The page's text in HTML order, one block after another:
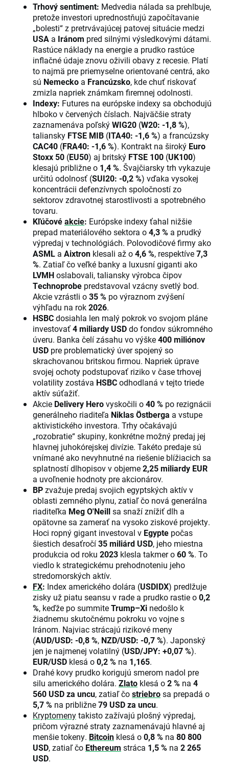
Trhový sentiment: Medvedia nálada sa prehlbuje,
pretože investori uprednostňujú započítavanie
„bolesti“ z pretrvávajúcej patovej situácie medzi
USA a Iránom pred silnými výsledkovými dátami.
Rastúce náklady na energie a prudko rastúce
inflačné údaje znovu oživili obavy z recesie. Platí
to najmä pre priemyselne orientované centrá, ako
sú Nemecko a Francúzsko, kde chuť riskovať
zmizla napriek známkam firemnej odolnosti.
Indexy: Futures na európske indexy sa obchodujú
hlboko v červených číslach. Najväčšie straty
zaznamenáva poľskýWIG20 (W20: -1,8 %),
taliansky FTSE MIB (ITA40: -1,6 %) a francúzsky
CAC40 (FRA40: -1,6 %). Kontrakt na široký Euro
Stoxx 50 (EU50) aj britský FTSE 100 (UK100)
klesajú približne o 1,4 %. Švajčiarsky trh vykazuje
určitú odolnosť (SUI20: -0,2 %) vďaka vysokej
koncentrácii defenzívnych spoločností zo
sektorov zdravotnej starostlivosti a spotrebného
tovaru.
Kľúčovéakcie: Európske indexy ťahal nižšie
prepad materiálového sektora o4,3 % a prudký
výpredaj v technológiách. Polovodičové firmy ako
ASML a Aixtron klesali až o4,6 %, respektíve7,3
%. Zatiaľ čo veľké banky a luxusní giganti ako
LVMHoslabovali, taliansky výrobca čipov
Technoprobe predstavoval vzácny svetlý bod.
Akcie vzrástli o35 % po výraznom zvýšení
výhľadu na rok2026.
HSBCdosiahla len malý pokrok vo svojom pláne
investovať4 miliardy USDdo fondov súkromného
úveru. Banka čelí zásahu vo výške400 miliónov
USD pre problematický úver spojený so
skrachovanou britskou firmou. Napriek úprave
svojej ochoty podstupovať riziko v čase trhovej
volatility zostáva HSBCodhodlaná v tejto triede
aktív súťažiť.
Akcie Delivery Herovyskočili o40 % po rezignácii
generálneho riaditeľa Niklas Östberga a vstupe
aktivistického investora. Trhy očakávajú
„rozobratie“ skupiny, konkrétne možný predaj jej
hlavnej juhokórejskej divízie. Takéto predaje sú
vnímané ako nevyhnutné na riešenie blížiacich sa
splatností dlhopisov v objeme2,25 miliardy EUR
a uvoľnenie hodnoty pre akcionárov.
BPzvažuje predaj svojich egyptských aktív v
oblasti zemného plynu, zatiaľ čo nová generálna
riaditeľka Meg O'Neillsa snaží znížiť dlh a
opätovne sa zamerať na vysoko ziskové projekty.
Hoci ropný gigant investoval v Egypte počas
šiestich desaťročí35 miliárd USD, jeho miestna
produkcia od roku 2023 klesla takmer o60 %. To
viedlo k strategickému prehodnoteniu jeho
stredomorských aktív.
FX: Index amerického dolára (USDIDX) predlžuje
zisky už piatu seansu v rade a prudko rastie o0,2
%, keďže po summiteTrump–Xi nedošlo k
žiadnemu skutočnému pokroku vo vojne s
Iránom. Najviac strácajú rizikové meny
(AUD/USD: -0,8 %, NZD/USD: -0,7 %). Japonský
jen je najmenej volatilný (USD/JPY: +0,07 %).
EUR/USD klesá o0,2 % na 1,165.
Drahé kovy prudko korigujú smerom nadol pre
silu amerického dolára. Zlato klesá o2 % na 4
560 USD za uncu, zatiaľ čostriebrosa prepadá o
5,7 % na približne79 USD za uncu.
Kryptomenytakisto zažívajú plošný výpredaj,
pričom výrazné straty zaznamenávajú hlavné aj
menšie tokeny. Bitcoin klesá o0,8 % na 80 800
USD, zatiaľ čo Ethereum stráca 1,5 % na 2 265
USD.